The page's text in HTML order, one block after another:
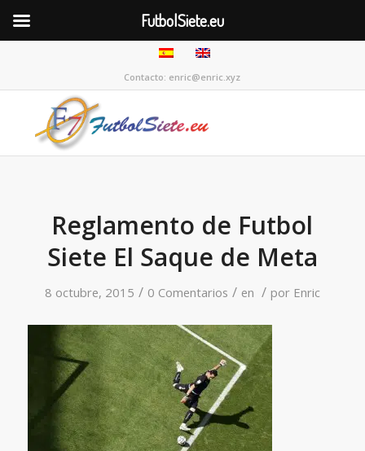
Contacto: enric@enric.xyz
Reglamento de Futbol
Siete El Saque de Meta
8 octubre, 2015 / 0 Comentarios / en / por Enric
FutbolSiete.eu